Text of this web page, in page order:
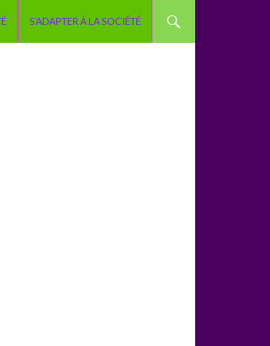
S’ADAPTER À LA SOCIÉTÉ